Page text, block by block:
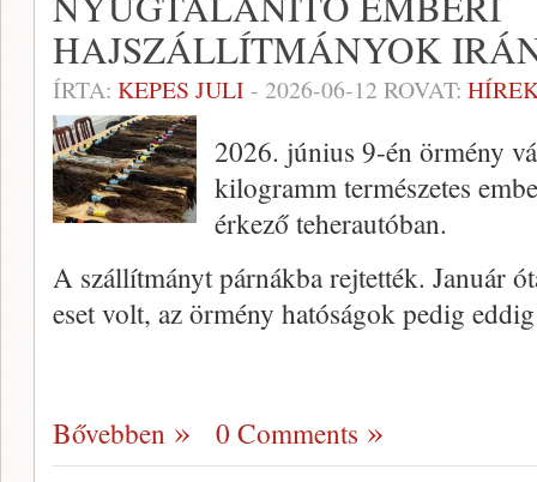
HAJSZÁLLÍTMÁNYOK
ÍRTA: KEPES JULI - 2026-06-12 ROVAT:
2026. június 9-én örmény
kilogramm természetes
érkező teherautóban.
A szállítmányt párnákba rejtették. Január
eset volt, az örmény hatóságok pedig
Bővebben 0 Comments